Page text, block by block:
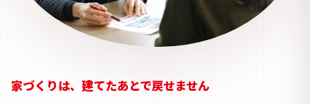
家づくりは、建てたあとで戻せません